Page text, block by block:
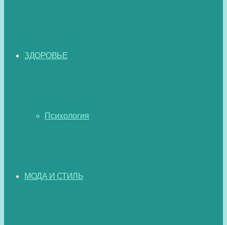
ЗДОРОВЬЕ
Психология
МОДА И СТИЛЬ